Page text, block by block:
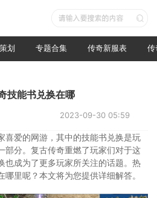
划 专题合集 传奇新服表 传
技能书兑换在哪
2023-09-30 05:59
喜爱的网游，其中的技能书兑换是玩
部分。复古传奇重燃了玩家们对于这
也成为了更多玩家所关注的话题。热
里呢？本文将为您提供详细解答。